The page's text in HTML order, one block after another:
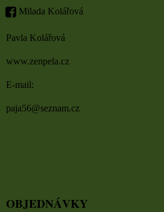
Milada Kolářová
Pavla Kolářová
www.zenpela.cz
E-mail:
paja56@seznam.cz
OBJEDNÁVKY